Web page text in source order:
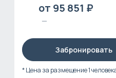
от 95 851 ₽
—
Забронировать
* Цена за размещение 1